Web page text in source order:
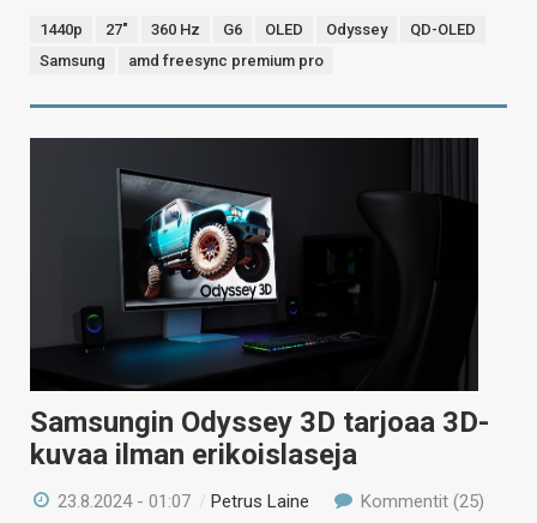
1440p 27" 360 Hz G6 OLED Odyssey
QD-OLED
Samsung
amd freesync premium pro
Samsungin Odyssey 3D tarjoaa 3D-
kuvaa ilman erikoislaseja
23.8.2024 - 01:07 /Petrus Laine Kommentit (25)